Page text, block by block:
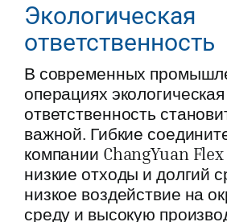
Экологическая
ответственность
В современных
операциях экологическая
ответственность
важной. Гибкие
компании ChangYuan
низкие отходы и долгий
низкое воздействие на
среду и высокую